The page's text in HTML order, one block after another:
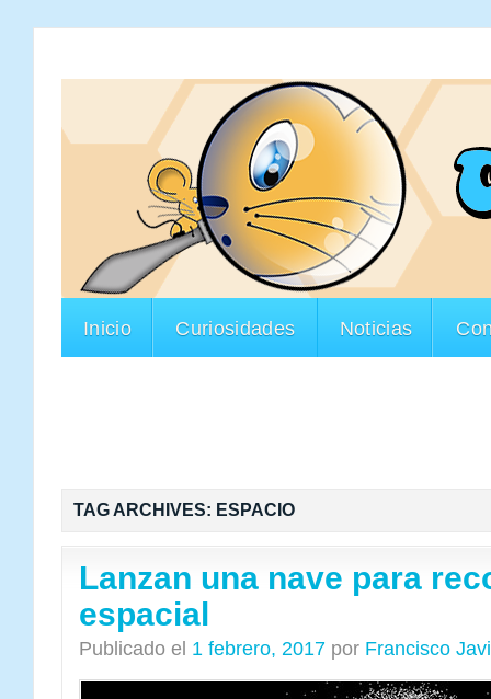
Inicio Curiosidades Noticias
TAG ARCHIVES: ESPACIO
Lanzan una nave para
espacial
Publicado el 1 febrero, 2017 por Francisco